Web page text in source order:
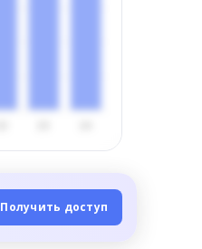
Получить доступ